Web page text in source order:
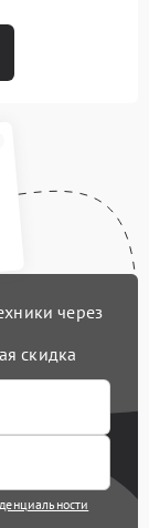
через
скидка